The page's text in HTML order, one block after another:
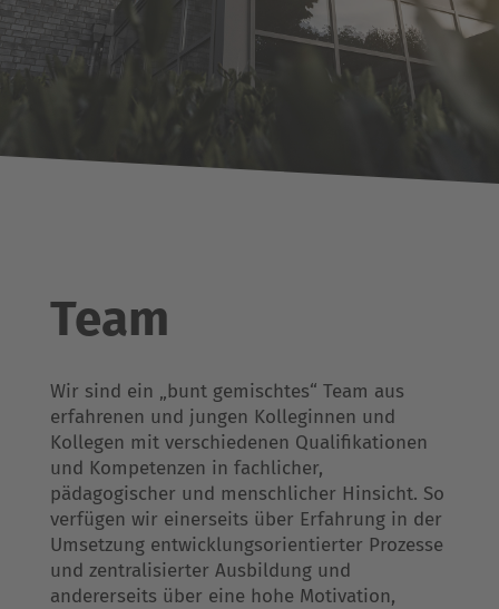
Team
Wir sind ein „bunt gemischtes“ Team aus
erfahrenen und jungen Kolleginnen und
Kollegen mit verschiedenen Qualifikationen
und Kompetenzen in fachlicher,
pädagogischer und menschlicher Hinsicht. So
verfügen wir einerseits über Erfahrung in der
Umsetzung entwicklungsorientierter Prozesse
und zentralisierter Ausbildung und
andererseits über eine hohe Motivation,